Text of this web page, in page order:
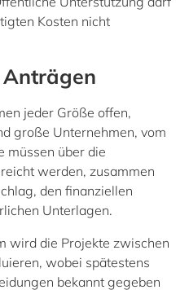
Kosten nicht
jeder Größe offen,
große Unternehmen, vom
müssen über die
werden, zusammen
den finanziellen
Unterlagen.
wird die Projekte zwischen
wobei spätestens
bekannt gegeben